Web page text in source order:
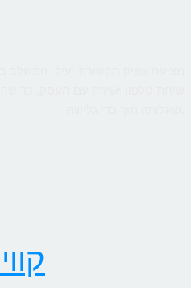
שיחת טלפון ישירה עם העסק, כך